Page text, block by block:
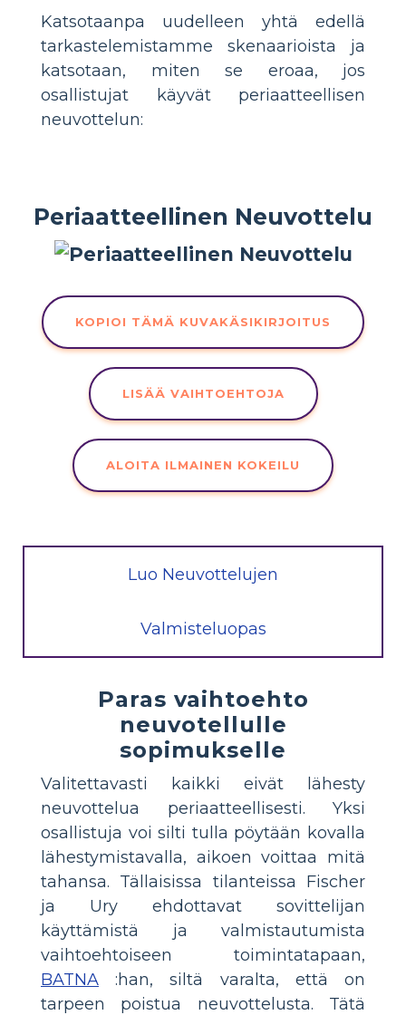
Katsotaanpa uudelleen yhtä edellä
tarkastelemistamme skenaarioista ja
katsotaan, miten se eroaa, jos
osallistujat käyvät periaatteellisen
neuvottelun:
Periaatteellinen Neuvottelu
KOPIOI TÄMÄ KUVAKÄSIKIRJOITUS
LISÄÄ VAIHTOEHTOJA
ALOITA ILMAINEN KOKEILU
Luo Neuvottelujen
Valmisteluopas
Paras vaihtoehto
neuvotellulle
sopimukselle
Valitettavasti kaikki eivät lähesty
neuvottelua periaatteellisesti. Yksi
osallistuja voi silti tulla pöytään kovalla
lähestymistavalla, aikoen voittaa mitä
tahansa. Tällaisissa tilanteissa Fischer
ja Ury ehdottavat sovittelijan
käyttämistä ja valmistautumista
vaihtoehtoiseen toimintatapaan,
BATNA :han, siltä varalta, että on
tarpeen poistua neuvottelusta. Tätä